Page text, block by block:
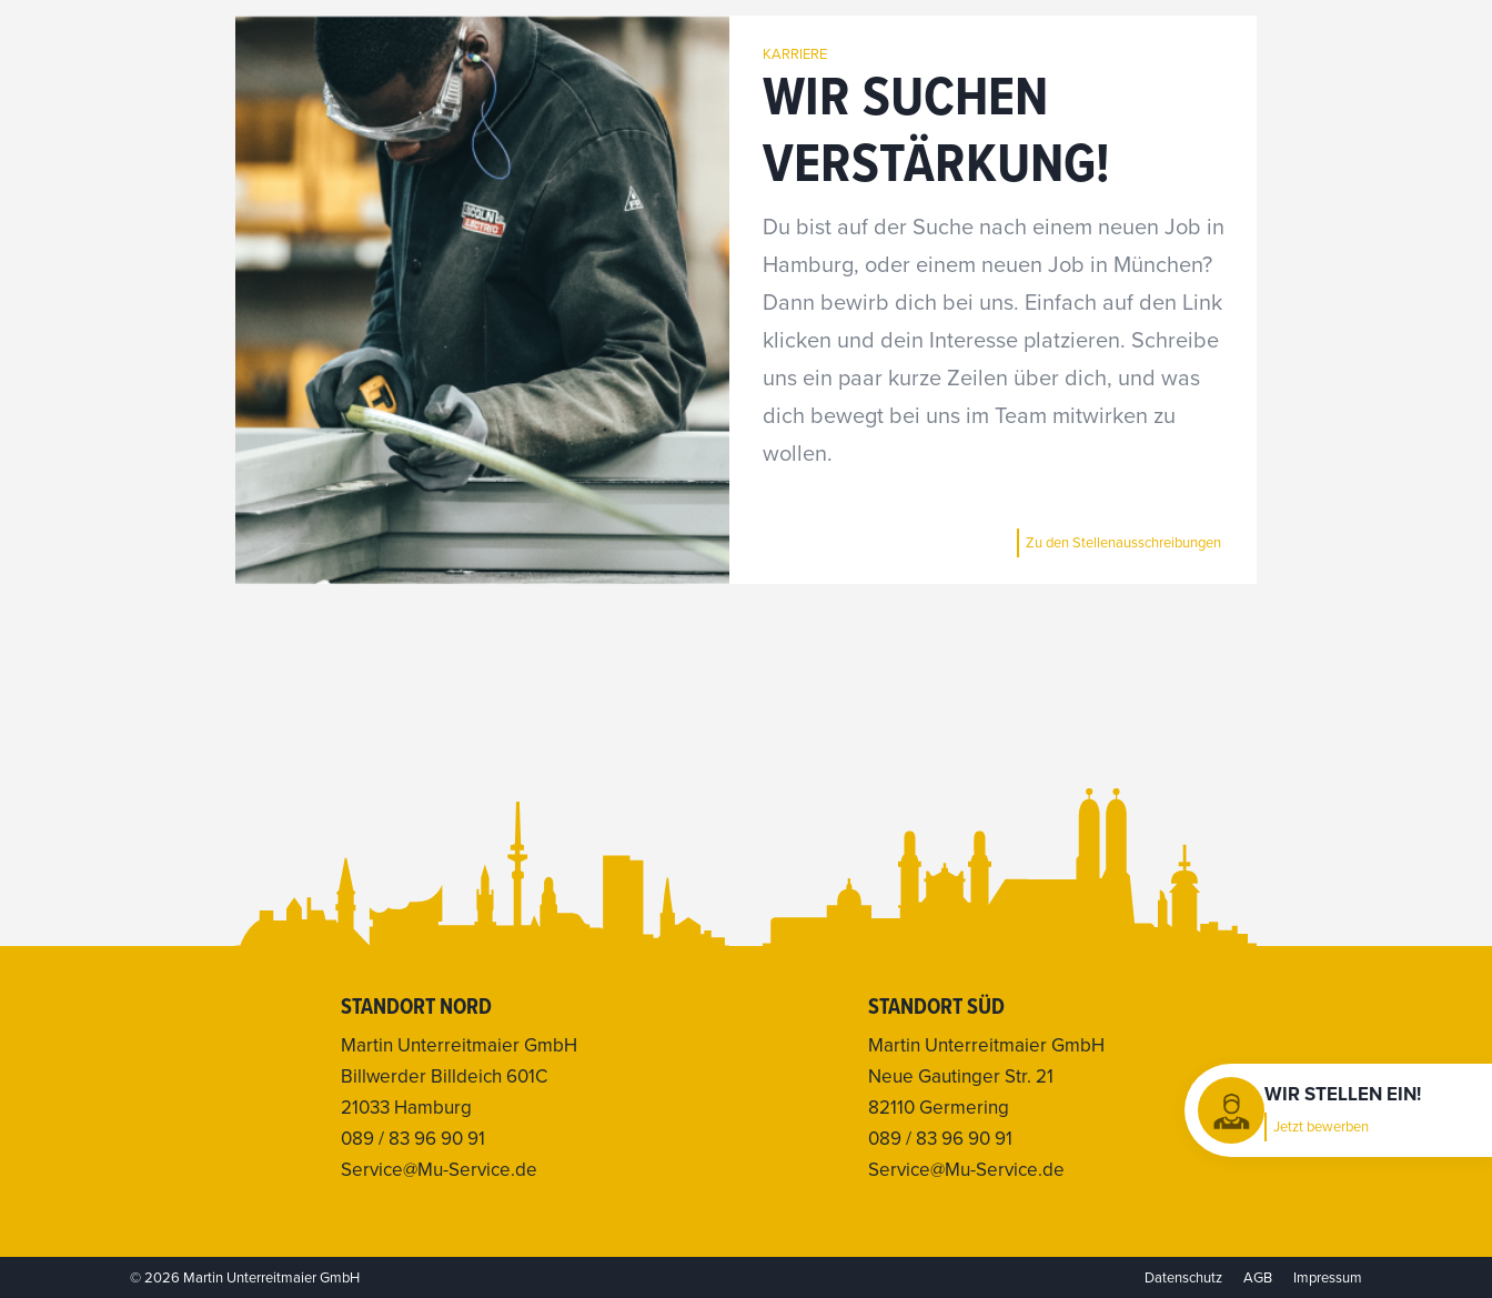
KARRIERE
WIR SUCHEN
VERSTÄRKUNG!
Du bist auf der Suche nach einem neuen Job in
Hamburg, oder einem neuen Job in München?
Dann bewirb dich bei uns. Einfach auf den Link
klicken und dein Interesse platzieren. Schreibe
uns ein paar kurze Zeilen über dich, und was
dich bewegt bei uns im Team mitwirken zu
wollen.
Zu den Stellenausschreibungen
STANDORT NORD
Martin Unterreitmaier GmbH
Billwerder Billdeich 601C
21033 Hamburg
089 / 83 96 90 91
Service@Mu-Service.de
STANDORT SÜD
Martin Unterreitmaier GmbH
Neue Gautinger Str. 21
82110 Germering
089 / 83 96 90 91
Service@Mu-Service.de
© 2026 Martin Unterreitmaier GmbH Datenschutz AGB Impressum
WIR STELLEN EIN!
Jetzt bewerben